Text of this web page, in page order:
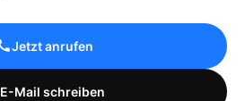
Jetzt anrufen
E-Mail schreiben